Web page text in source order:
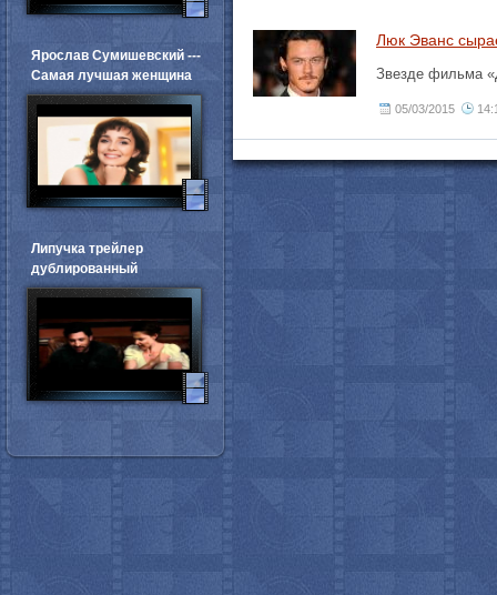
Люк Эванс
Звезде фильма
05/03/2015
Ярослав Сумишевский ---
Самая лучшая женщина
Липучка трейлер
дублированный